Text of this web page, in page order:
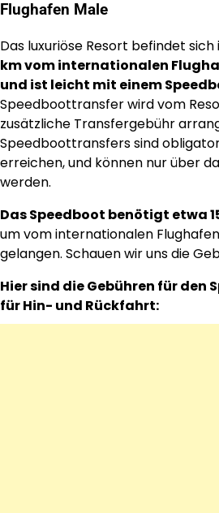
Flughafen Male
Das luxuriöse Resort befindet
km vom internationalen
und ist leicht mit einem
Speedboottransfer wird vom
zusätzliche Transfergebühr
Speedboottransfers sind
erreichen, und können nur über
werden.
Das Speedboot benötigt etwa
um vom internationalen
gelangen. Schauen wir uns die
Hier sind die Gebühren für den
für Hin- und Rückfahrt: